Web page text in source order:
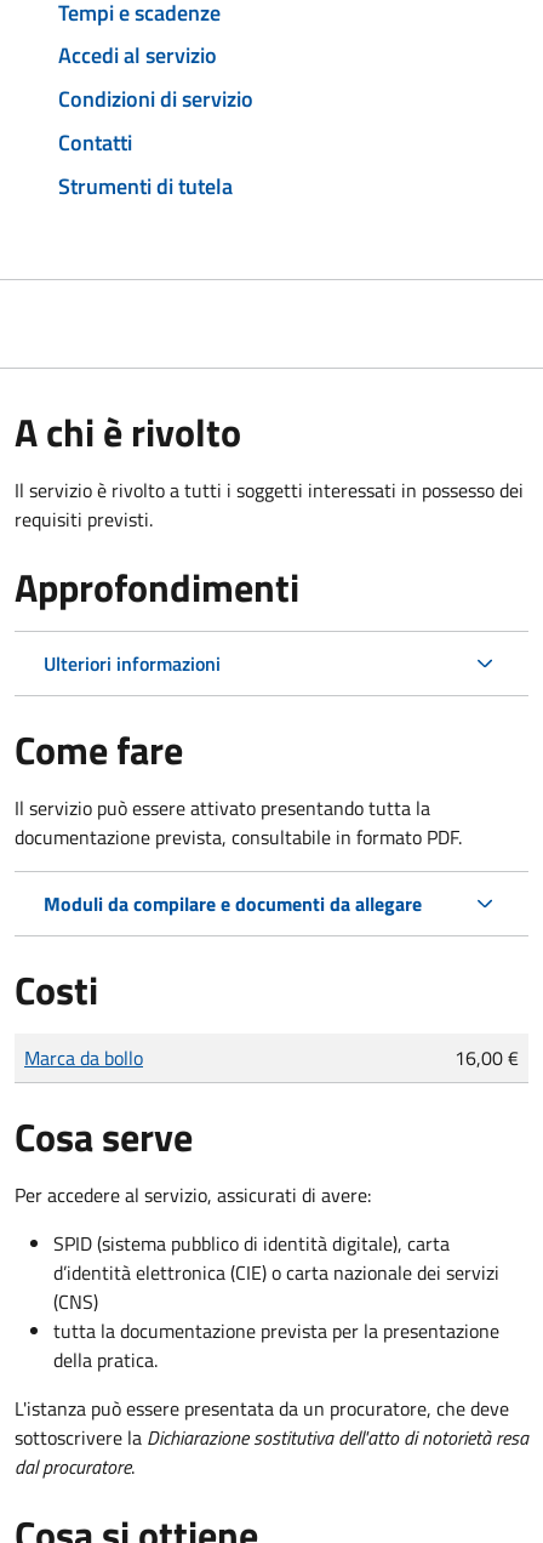
Tempi e scadenze
Accedi al servizio
Condizioni di servizio
Contatti
Strumenti di tutela
A chi è rivolto
Il servizio è rivolto a tutti i soggetti interessati in possesso dei
requisiti previsti.
Approfondimenti
Ulteriori informazioni
Come fare
Il servizio può essere attivato presentando tutta la
documentazione prevista, consultabile in formato PDF.
Moduli da compilare e documenti da allegare
Costi
Tipo di pagamento
Importo
Marca da bollo 16,00 €
Cosa serve
Per accedere al servizio, assicurati di avere:
SPID (sistema pubblico di identità digitale), carta
d’identità elettronica (CIE) o carta nazionale dei servizi
(CNS)
tutta la documentazione prevista per la presentazione
della pratica.
L'istanza può essere presentata da un procuratore, che deve
sottoscrivere la Dichiarazione sostitutiva dell'atto di notorietà resa
dal procuratore.